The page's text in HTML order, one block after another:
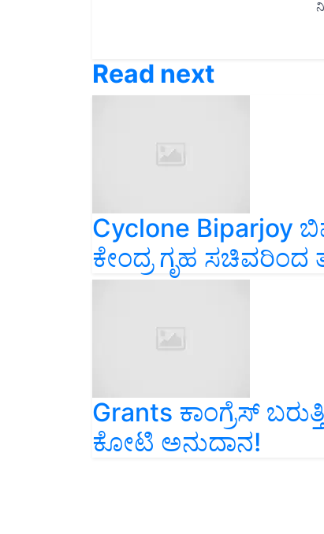
Cyclone Biparjoy
ಕೇಂದ್ರ ಗೃಹ ಸಚಿವರಿಂದ
Grants ಕಾಂಗ್ರೆಸ್‌
ಕೋಟಿ ಅನುದಾನ!